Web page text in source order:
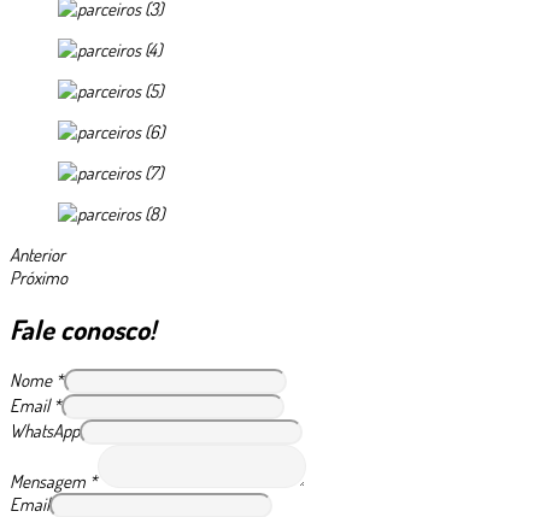
Anterior
Próximo
Fale conosco!
Nome *
Email*
WhatsApp
Mensagem *
Email